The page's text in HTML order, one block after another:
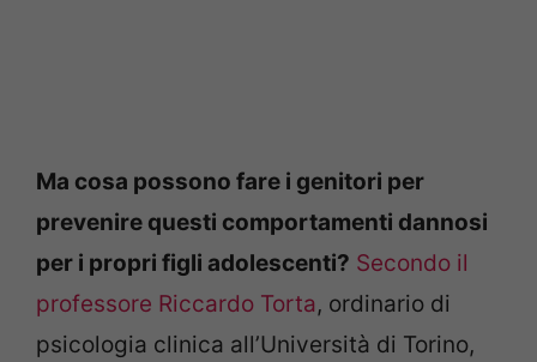
Ma cosa possono fare i genitori per
prevenire questi comportamenti dannosi
per i propri figli adolescenti? Secondo il
professore Riccardo Torta, ordinario di
psicologia clinica all’Università di Torino,